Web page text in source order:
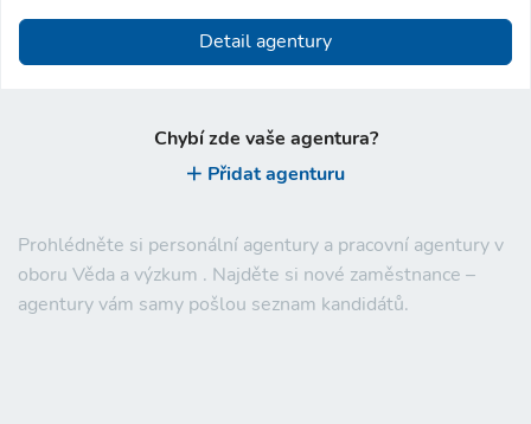
Prohlédněte si personální agentury a pracovní agentury v
oboru Věda a výzkum . Najděte si nové zaměstnance –
agentury vám samy pošlou seznam kandidátů.
Detail agentury
Chybí zde vaše agentura?
Přidat agenturu